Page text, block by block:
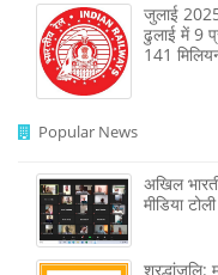
जुलाई
ढुलाई में 9
141
Popular News
अखिल
मीडिया
श्रद्धांजलि: